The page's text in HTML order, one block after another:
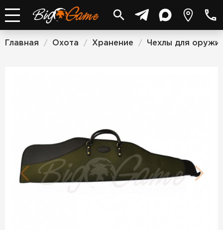
Главная / Охота / Хранение / Чехлы для